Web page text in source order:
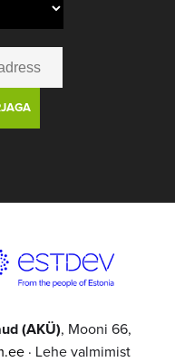
(AKÜ), Mooni 66,
· Lehe valmimist